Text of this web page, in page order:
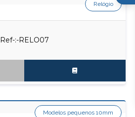
Ref-:-RELO07
Relógio
Modelos pequenos 10mm